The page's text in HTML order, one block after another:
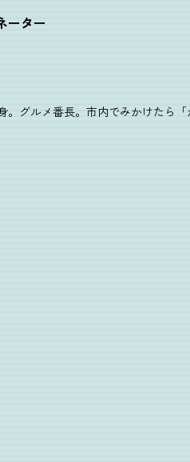
ーター
。グルメ番長。市内でみかけたら